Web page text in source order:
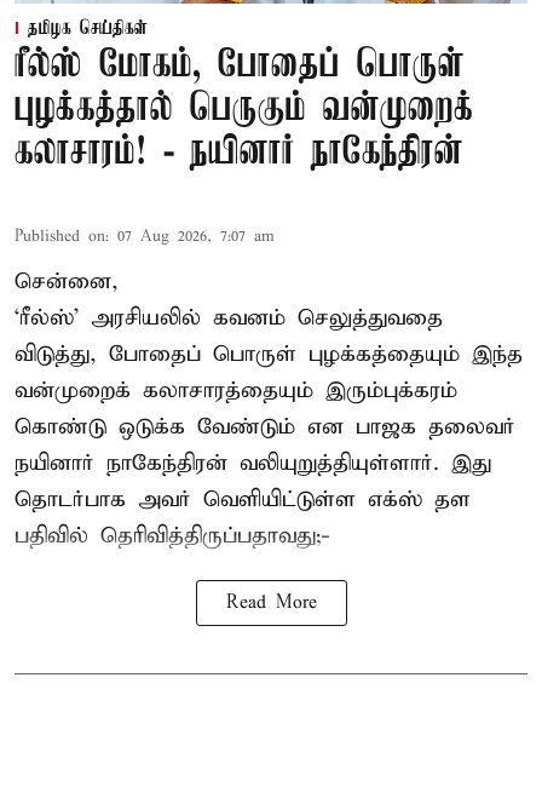
தமிழக செய்திகள்
ரீல்ஸ் மோகம், போதைப் பொருள்
புழக்கத்தால் பெருகும் வன்முறைக்
கலாசாரம்! - நயினார் நாகேந்திரன்
Published on: 07 Aug 2026, 7:07 am
சென்னை,
‘ரீல்ஸ்’ அரசியலில் கவனம் செலுத்துவதை
விடுத்து, போதைப் பொருள் புழக்கத்தையும் இந்த
வன்முறைக் கலாசாரத்தையும் இரும்புக்கரம்
கொண்டு ஒடுக்க வேண்டும் என பாஜக தலைவர்
நயினார் நாகேந்திரன் வலியுறுத்தியுள்ளார். இது
தொடர்பாக அவர் வெளியிட்டுள்ள எக்ஸ் தள
பதிவில் தெரிவித்திருப்பதாவது;-
Read More